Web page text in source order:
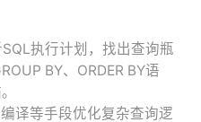
执行计划，找出查询瓶
BY、ORDER BY语
译等手段优化复杂查询逻